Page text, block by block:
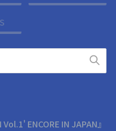
ENCORE IN JAPAN』